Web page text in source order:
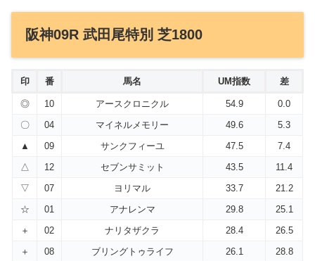
阪神09R 武田尾特別 芝1800
印 番 馬名 UM指数 差
◎ 10 アースクロニクル 54.9
0.0
〇
04 マイネルメモリー 49.6
5.3
▲
09 サンクフィーユ 47.5
7.4
△
12 セブンサミット 43.5
11.4
▽
07 ヨリマル 33.7
21.2
☆
01 アナレンマ 29.8
25.1
＋
02 ナリタザクラ 28.4
26.5
＋
08 ブリングトゥライフ 26.1
28.8